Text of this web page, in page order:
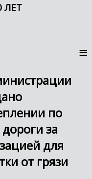
ЛЕТ
≡
по
за
для
от грязи